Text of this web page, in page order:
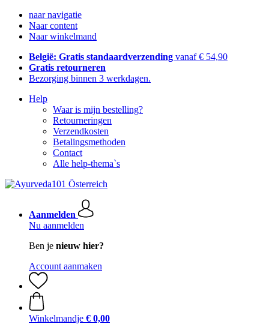
naar navigatie
Naar content
Naar winkelmand
België: Gratis standaardverzending vanaf € 54,90
Gratis retourneren
Bezorging binnen 3 werkdagen.
Help
Waar is mijn bestelling?
Retourneringen
Verzendkosten
Betalingsmethoden
Contact
Alle help-thema`s
Aanmelden
Nu aanmelden
Ben je nieuw hier?
Account aanmaken
Winkelmandje € 0,00